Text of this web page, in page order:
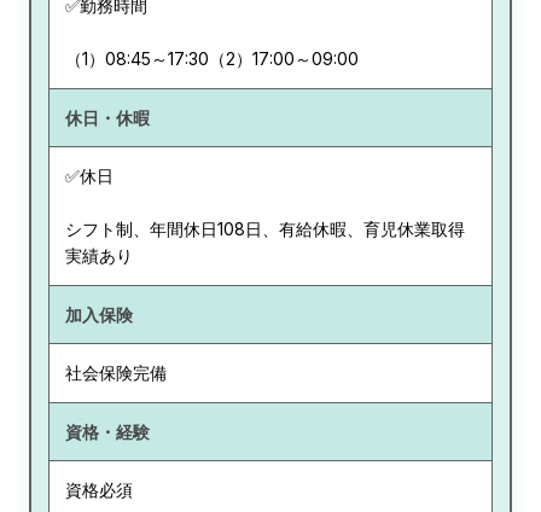
✅勤務時間
（1）08:45～17:30（2）17:00～09:00
休日・休暇
✅休日
シフト制、年間休日108日、有給休暇、育児休業取得
実績あり
加入保険
社会保険完備
資格・経験
資格必須